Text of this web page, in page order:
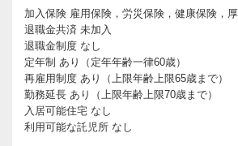
加入保険 雇用保険，労災保険，健康保険，
退職金共済 未加入
退職金制度 なし
定年制 あり（定年年齢一律60歳）
再雇用制度 あり（上限年齢上限65歳まで）
勤務延長 あり（上限年齢上限70歳まで）
入居可能住宅 なし
利用可能な託児所 なし